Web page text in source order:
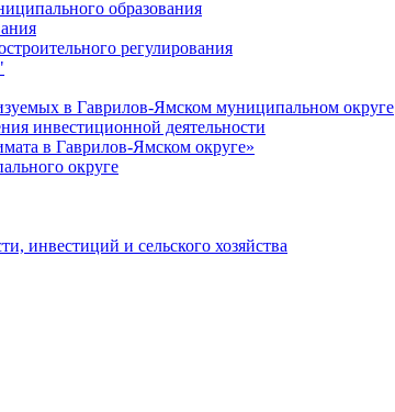
образования
регулирования
в Гаврилов-Ямском муниципальном округе
инвестиционной деятельности
в Гаврилов-Ямском округе»
округе
инвестиций и сельского хозяйства